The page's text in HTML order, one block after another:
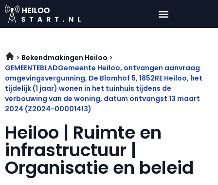
Bekendmakingen Heiloo
GEMEENTEBLADGemeente Heiloo, ontvangen aanvraag
omgevingsvergunning, De Blomhof 5, 1852RE Heiloo, het
tijdelijk (1 jaar) wonen in het tuinhuis tijdens de
verbouwing van de woning, datum ontvangst 13 maart
2024 (Z2024-00001413)
Heiloo | Ruimte en
infrastructuur |
Organisatie en beleid